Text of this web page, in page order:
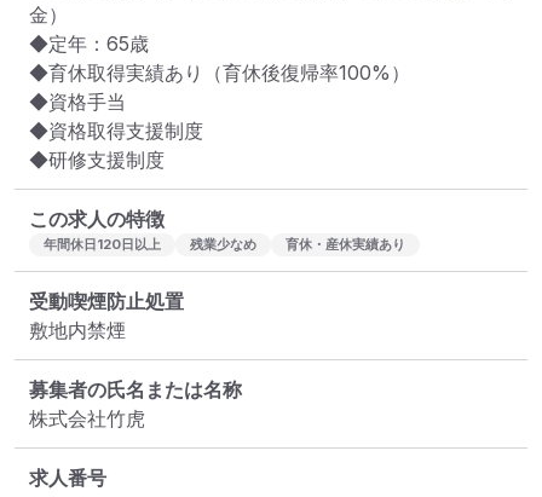
金）
◆定年：65歳
◆育休取得実績あり（育休後復帰率100%）
◆資格手当
◆資格取得支援制度
◆研修支援制度
この求人の特徴
年間休日120日以上 残業少なめ 育休・産休実績あり
受動喫煙防止処置
敷地内禁煙
募集者の氏名または名称
株式会社竹虎
求人番号